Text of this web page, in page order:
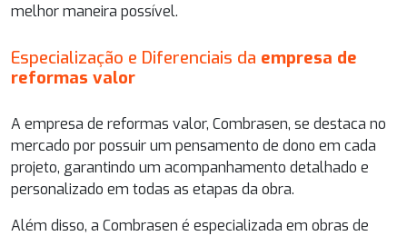
melhor maneira possível.
Especialização e Diferenciais da empresa de
reformas valor
A empresa de reformas valor, Combrasen, se destaca no
mercado por possuir um pensamento de dono em cada
projeto, garantindo um acompanhamento detalhado e
personalizado em todas as etapas da obra.
Além disso, a Combrasen é especializada em obras de